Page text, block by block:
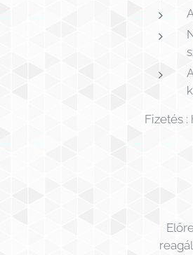
Fizetés